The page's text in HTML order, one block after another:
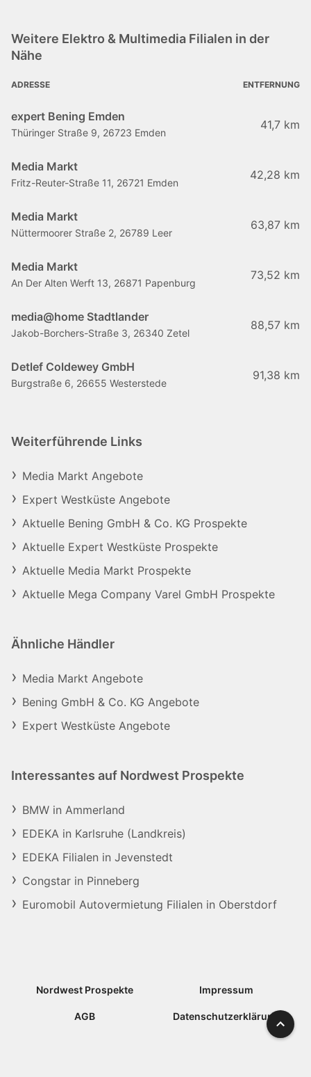
Weitere Elektro & Multimedia Filialen in der
Nähe
ADRESSE ENTFERNUNG
expert Bening Emden
Thüringer Straße 9, 26723 Emden
41,7 km
Media Markt
Fritz-Reuter-Straße 11, 26721 Emden
42,28 km
Media Markt
Nüttermoorer Straße 2, 26789 Leer
63,87 km
Media Markt
An Der Alten Werft 13, 26871 Papenburg
73,52 km
media@home Stadtlander
Jakob-Borchers-Straße 3, 26340 Zetel
88,57 km
Detlef Coldewey GmbH
Burgstraße 6, 26655 Westerstede
91,38 km
Weiterführende Links
Media Markt Angebote
Expert Westküste Angebote
Aktuelle Bening GmbH & Co. KG Prospekte
Aktuelle Expert Westküste Prospekte
Aktuelle Media Markt Prospekte
Aktuelle Mega Company Varel GmbH Prospekte
Ähnliche Händler
Media Markt Angebote
Bening GmbH & Co. KG Angebote
Expert Westküste Angebote
Interessantes auf Nordwest Prospekte
BMW in Ammerland
EDEKA in Karlsruhe (Landkreis)
EDEKA Filialen in Jevenstedt
Congstar in Pinneberg
Euromobil Autovermietung Filialen in Oberstdorf
Nordwest Prospekte Impressum
AGB Datenschutzerklärung Nach